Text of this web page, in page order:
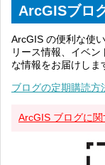
ArcGISブロ
ArcGIS の便利な使
リース情報、イベ
な情報をお届けしま
ブログの定期購読方
ArcGIS ブログに